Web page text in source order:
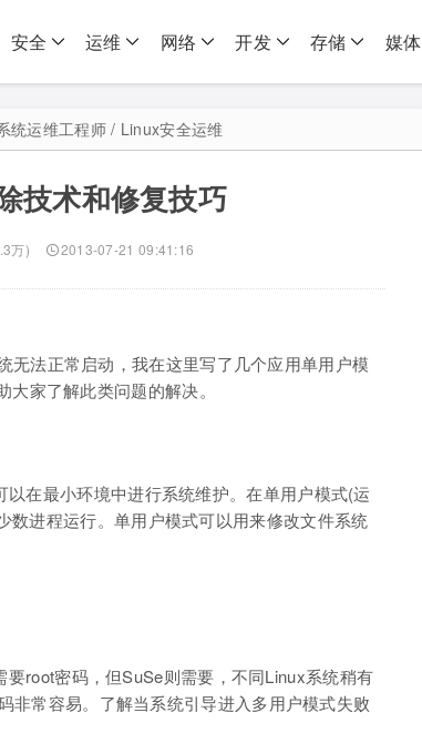
安全 运维 网络 开发 存储 媒体
统运维工程师 / Linux安全运维
技术和修复技巧
万) 2013-07-21 09:41:16
无法正常启动，我在这里写了几个应用单用户模
家了解此类问题的解决。
在最小环境中进行系统维护。在单用户模式(运
进程运行。单用户模式可以用来修改文件系统
root密码，但SuSe则需要，不同Linux系统稍有
非常容易。了解当系统引导进入多用户模式失败